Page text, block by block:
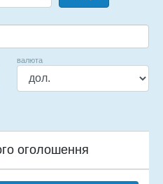
валюта
оголошення